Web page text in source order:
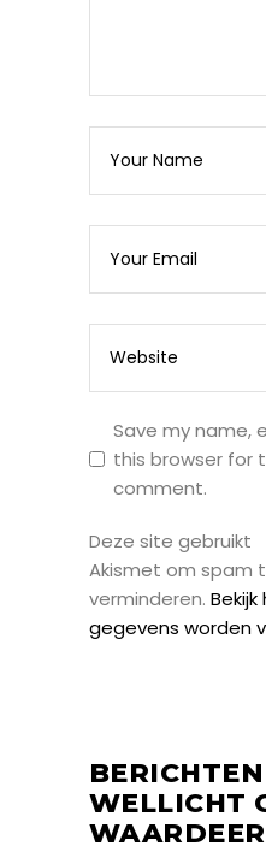
Save my name,
this browser for
comment.
Deze site gebruikt
Akismet om spam
verminderen.
gegevens worden
WELLICHT